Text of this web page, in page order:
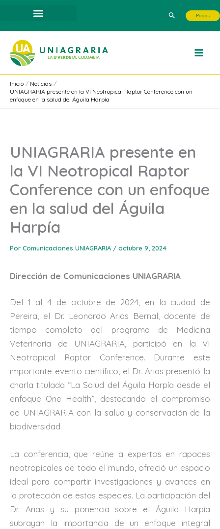
contenido
Buscar Pagos
Inicio
Noticias
UNIAGRARIA presente en la VI Neotropical Raptor Conference con un
enfoque en la salud del Águila Harpía
UNIAGRARIA presente en
la VI Neotropical Raptor
Conference con un enfoque
en la salud del Águila
Harpía
Por Comunicaciones UNIAGRARIA / octubre 9, 2024
Dirección de Comunicaciones UNIAGRARIA
Del 1 al 4 de octubre de 2024, en la ciudad de
Pereira, el Dr. Leonardo Arias Bernal, docente de
tiempo completo del programa de Medicina
Veterinaria de UNIAGRARIA, participó en la VI
Neotropical Raptor Conference. Durante este
importante evento científico, el Dr. Arias presentó la
charla titulada “La Salud del Águila Harpía desde el
enfoque One Health”, destacando el compromiso
de UNIAGRARIA con la salud y conservación de la
biodiversidad.
La conferencia, que reúne a expertos en rapaces
neotropicales de todo el mundo, ofreció un espacio
ideal para compartir investigaciones y avances en
la protección de estas especies. La participación del
Dr. Arias y su ponencia sobre el Águila Harpía
subrayan la importancia de un enfoque integral